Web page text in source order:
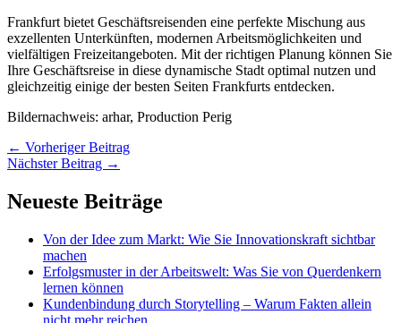
Frankfurt bietet Geschäftsreisenden eine perfekte Mischung aus
exzellenten Unterkünften, modernen Arbeitsmöglichkeiten und
vielfältigen Freizeitangeboten. Mit der richtigen Planung können Sie
Ihre Geschäftsreise in diese dynamische Stadt optimal nutzen und
gleichzeitig einige der besten Seiten Frankfurts entdecken.
Bildernachweis: arhar, Production Perig
← Vorheriger Beitrag
Nächster Beitrag →
Neueste Beiträge
Von der Idee zum Markt: Wie Sie Innovationskraft sichtbar
machen
Erfolgsmuster in der Arbeitswelt: Was Sie von Querdenkern
lernen können
Kundenbindung durch Storytelling – Warum Fakten allein
nicht mehr reichen